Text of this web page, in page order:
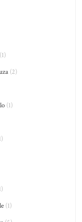
(1)
(2)
(1)
(1)